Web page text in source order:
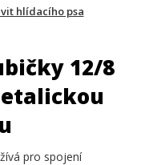
hlídacího psa
12/8
pro spojení